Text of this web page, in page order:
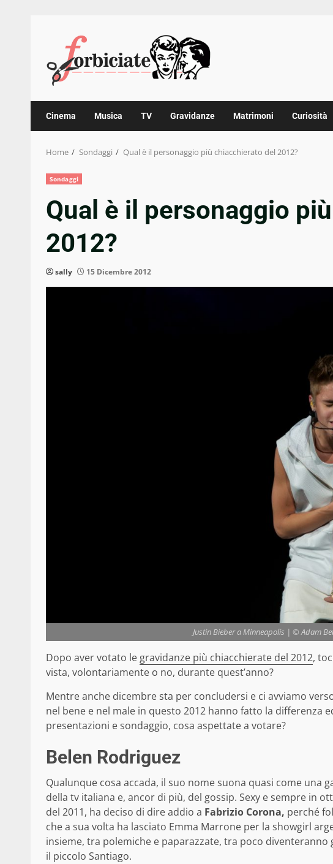
content
Cinema Musica TV Gravidanze Matrimoni Curiosità
Home Sondaggi Qual è il personaggio più chiacchierato del 2012?
Sondaggi
Qual è il personaggio
2012?
sally 15 Dicembre 2012
Justin Bieber a Minneapolis | © Adam
Dopo aver votato le gravidanze più chiacchierate del 2012,
vista, volontariamente o no, durante quest’anno?
Mentre anche dicembre sta per concludersi e ci avviamo
nel bene e nel male in questo 2012 hanno fatto la differenza
presentazioni e sondaggio, cosa aspettate a votare?
Belen Rodriguez
Qualunque cosa accada, il suo nome suona quasi come una
della tv italiana e, ancor di più, del gossip. Sexy e sempre in
del 2011, ha deciso di dire addio a Fabrizio Corona, perché
che a sua volta ha lasciato Emma Marrone per la showgirl
insieme, tra polemiche e paparazzate, tra poco
il piccolo Santiago.